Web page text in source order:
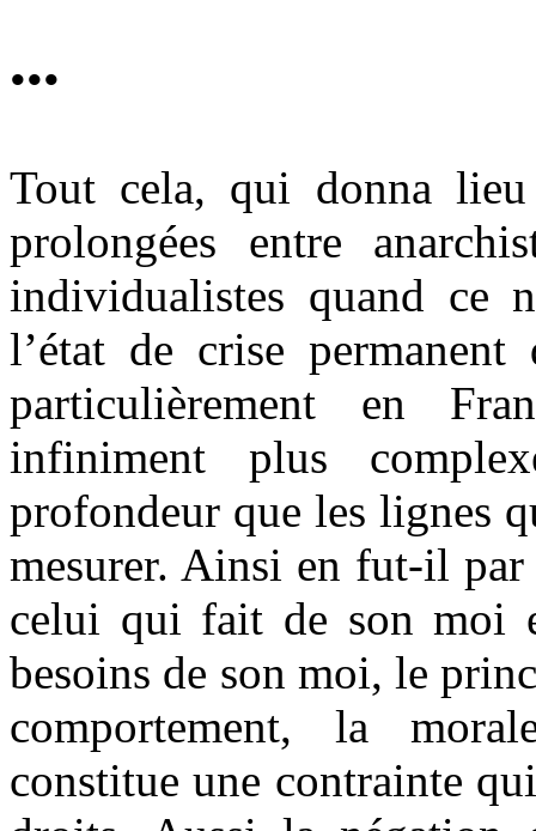
•••
Tout cela, qui donna lieu
prolongées entre
individualistes quand ce
l’état de crise
particulièrement en
infiniment plus
profondeur que les lignes
mesurer. Ainsi en fut-il
celui qui fait de son moi
besoins de son moi, le
comportement, la
constitue une contrainte